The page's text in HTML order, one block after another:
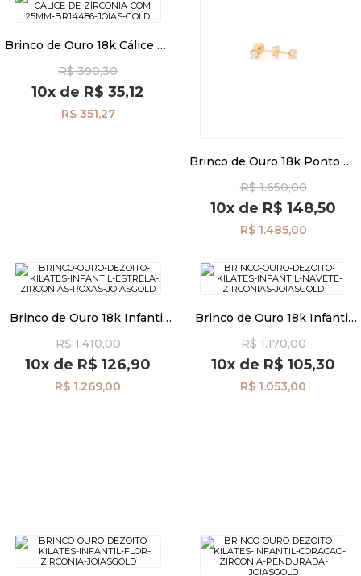
Brinco de Ouro 18k Cálice de
R$ 390,30
10x de R$ 35,12
R$ 351,27
Brinco de Ouro 18k Ponto de
br29288
R$ 1.650,00
10x de R$ 148,50
R$ 1.485,00
Brinco de Ouro 18k Infantil
br29526
R$ 1.410,00
10x de R$ 126,90
R$ 1.269,00
Brinco de Ouro 18k Infantil
br29518
R$ 1.170,00
10x de R$ 105,30
R$ 1.053,00
Pingentes
Pulseiras
Piercing
OFERTAS